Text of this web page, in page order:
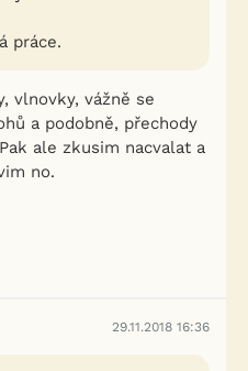
práce.
vlnovky, vážně se
a podobně, přechody
ale zkusim nacvalat a
no.
29.11.2018 16:36
třetích stran
A VYZVEDNOUT DÁREK. 🎁